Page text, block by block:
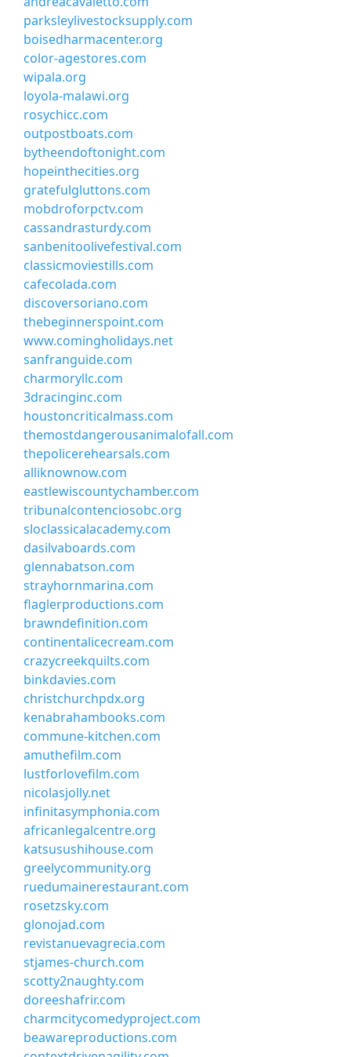
parksleylivestocksupply.com
boisedharmacenter.org
color-agestores.com
wipala.org
loyola-malawi.org
rosychicc.com
outpostboats.com
bytheendoftonight.com
hopeinthecities.org
gratefulgluttons.com
mobdroforpctv.com
cassandrasturdy.com
sanbenitoolivefestival.com
classicmoviestills.com
cafecolada.com
discoversoriano.com
thebeginnerspoint.com
www.comingholidays.net
sanfranguide.com
charmoryllc.com
3dracinginc.com
houstoncriticalmass.com
themostdangerousanimalofall.com
thepolicerehearsals.com
alliknownow.com
eastlewiscountychamber.com
tribunalcontenciosobc.org
sloclassicalacademy.com
dasilvaboards.com
glennabatson.com
strayhornmarina.com
flaglerproductions.com
brawndefinition.com
continentalicecream.com
crazycreekquilts.com
binkdavies.com
christchurchpdx.org
kenabrahambooks.com
commune-kitchen.com
amuthefilm.com
lustforlovefilm.com
nicolasjolly.net
infinitasymphonia.com
africanlegalcentre.org
katsusushihouse.com
greelycommunity.org
ruedumainerestaurant.com
rosetzsky.com
glonojad.com
revistanuevagrecia.com
stjames-church.com
scotty2naughty.com
doreeshafrir.com
charmcitycomedyproject.com
beawareproductions.com